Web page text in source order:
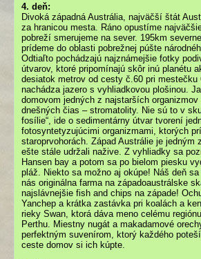
4. deň:
Divoká západná Austrália, najväčší štát
za hranicou mesta. Ráno opustíme
pobreží smerujeme na sever. 195km
prídeme do oblasti pobrežnej púšte
Odtiaľto pochádzajú najznámejšie fotky
útvarov, ktoré pripomínajú skôr inú planétu
desiatok metrov od cesty č.60 pri mestečku
nachádza jazero s vyhliadkovou plošinou.
domovom jedných z najstarších
dnešných čias – stromatolity. Nie sú to v
fosílie“, ide o sedimentárny útvar tvorení
fotosyntetyzujúcimi organizmami, ktorých
staroprvohorách. Západ Austrálie je jedným
ešte stále udržali nažive. Z vyhliadky sa
Hansen bay a potom sa po bielom piesku
pláž. Niekto sa možno aj okúpe! Náš deň
nás originálna farma na západoaustrálske
najslávnejšie fish and chips na západe!
Yanchep a krátka zastávka pri koalách a
rieky Swan, ktorá dáva meno celému
Perthu. Miestny nugát a makadamové
perfektným suvenírom, ktorý každého
ceste domov si ich kúpte.